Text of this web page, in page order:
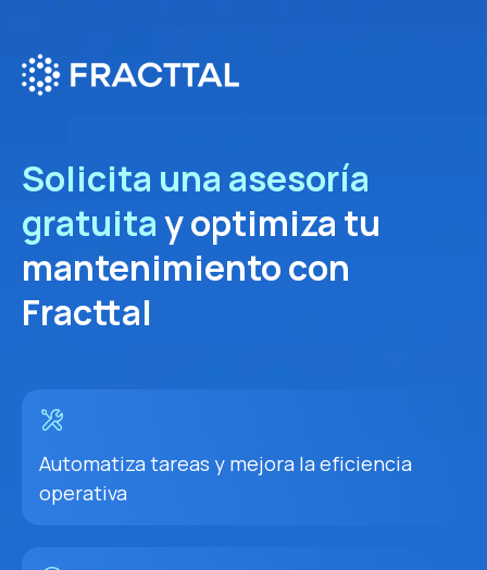
Solicita una asesoría
gratuitay optimiza tu
mantenimiento con
Fracttal
Automatiza tareas y mejora la eficiencia
operativa